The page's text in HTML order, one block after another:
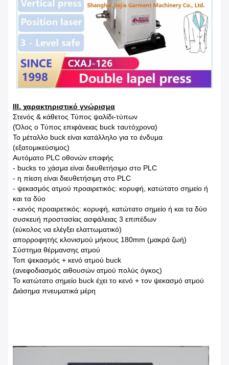
ΙΙΙ. χαρακτηριστικό γνώρισμα
Στενός & κάθετος Τύπος ψαλίδι-τύπων
(Όλος ο Τύπος επιφάνειας buck ταυτόχρονα)
Το μέταλλο buck είναι κατάλληλο για το ένδυμα
(εξατομικεύσιμος)
Αυτόματο PLC οθονών επαφής
- bucks το χάσμα είναι διευθετήσιμο στο PLC
- η πίεση είναι διευθετήσιμη στο PLC
- ψεκασμός ατμού προαιρετικός: κορυφή, κατώτατο σημείο ή
και τα δύο
- κενός προαιρετικός: κορυφή, κατώτατο σημείο ή και τα δύο
συσκευή προστασίας ασφάλειας 3 επιπέδων
(εύκολος να ελέγξει ελαττωματικό)
απορροφητής κλονισμού μήκους 180mm (μακρά ζωή)
Σύστημα θέρμανσης ατμού
Τοπ ψεκασμός + κενό ατμού buck
(ανεφοδιασμός αιθουσών ατμού πολύς όγκος)
Το κατώτατο σημείο buck έχει το κενό + τον ψεκασμό ατμού
Διάσημα πνευματικά μέρη